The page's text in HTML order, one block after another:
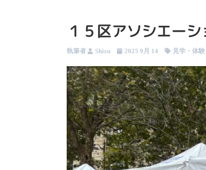
１５区アソシエー
執筆者 Shizu 2025 9月 14 見学・体